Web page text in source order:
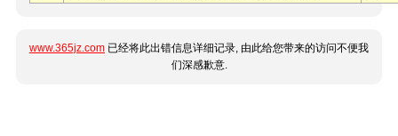
www.365jz.com 已经将此出错信息详细记录, 由此给您带来的访问不便我
们深感歉意.